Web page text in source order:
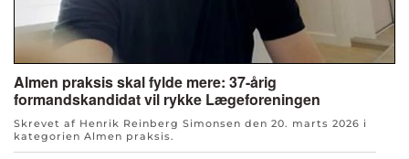
Almen praksis skal fylde mere: 37-årig
formandskandidat vil rykke Lægeforeningen
Skrevet af Henrik Reinberg Simonsen den 20. marts 2026 i
kategorien Almen praksis.